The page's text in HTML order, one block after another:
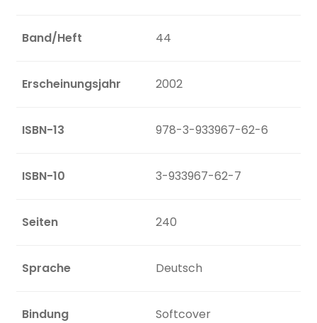
Band/Heft 44
Erscheinungsjahr 2002
ISBN-13 978-3-933967-62-6
ISBN-10 3-933967-62-7
Seiten 240
Sprache Deutsch
Bindung Softcover